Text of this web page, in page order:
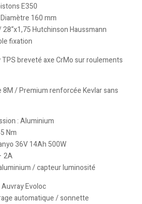
E350
160 mm
28“x1,75 Hutchinson Haussmann
fixation
breveté axe CrMo sur roulements
8M / Premium renforcée Kevlar sans
: Aluminium
Nm
36V 14Ah 500W
2A
/ capteur luminosité
Evoloc
automatique / sonnette